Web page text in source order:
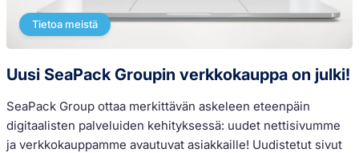
Tietoa meistä
Uusi SeaPack Groupin verkkokauppa on julki!
SeaPack Group ottaa merkittävän askeleen eteenpäin
digitaalisten palveluiden kehityksessä: uudet nettisivumme
ja verkkokauppamme avautuvat asiakkaille! Uudistetut sivut